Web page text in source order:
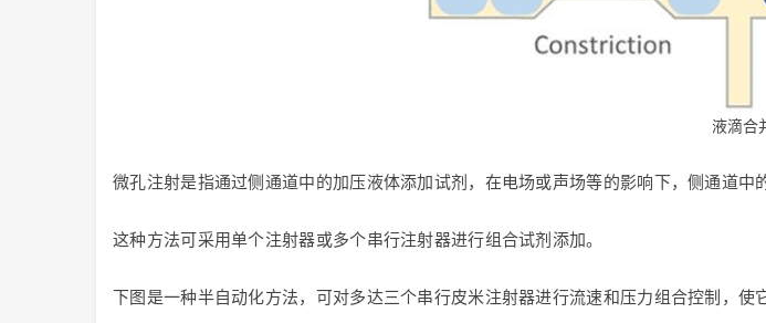
液滴合
微孔注射是指通过侧通道中的加压液体添加试剂，在电场或声场等的影响下，侧通道中
这种方法可采用单个注射器或多个串行注射器进行组合试剂添加。
下图是一种半自动化方法，可对多达三个串行皮米注射器进行流速和压力组合控制，使